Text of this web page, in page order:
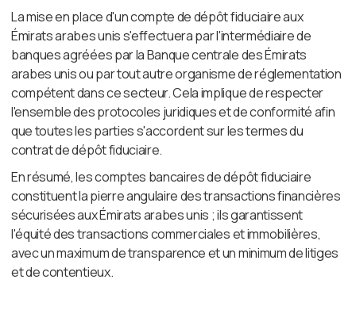
La mise en place d'un compte de dépôt fiduciaire aux
Émirats arabes unis s'effectuera par l'intermédiaire de
banques agréées par la Banque centrale des Émirats
arabes unis ou par tout autre organisme de réglementation
compétent dans ce secteur. Cela implique de respecter
l'ensemble des protocoles juridiques et de conformité afin
que toutes les parties s'accordent sur les termes du
contrat de dépôt fiduciaire.
En résumé, les comptes bancaires de dépôt fiduciaire
constituent la pierre angulaire des transactions financières
sécurisées aux Émirats arabes unis ; ils garantissent
l'équité des transactions commerciales et immobilières,
avec un maximum de transparence et un minimum de litiges
et de contentieux.